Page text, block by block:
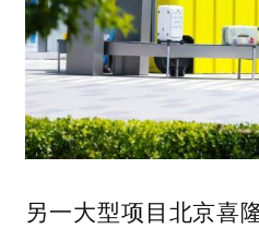
另一大型项目北京喜